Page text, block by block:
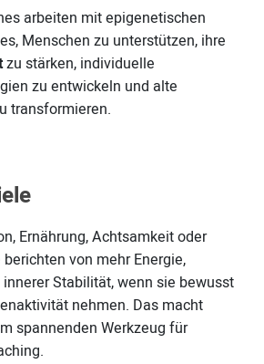
arbeiten mit epigenetischen
Menschen zu unterstützen, ihre
zu stärken, individuelle
zu entwickeln und alte
transformieren.
Ernährung, Achtsamkeit oder
von mehr Energie,
Stabilität, wenn sie bewusst
nehmen. Das macht
spannenden Werkzeug für